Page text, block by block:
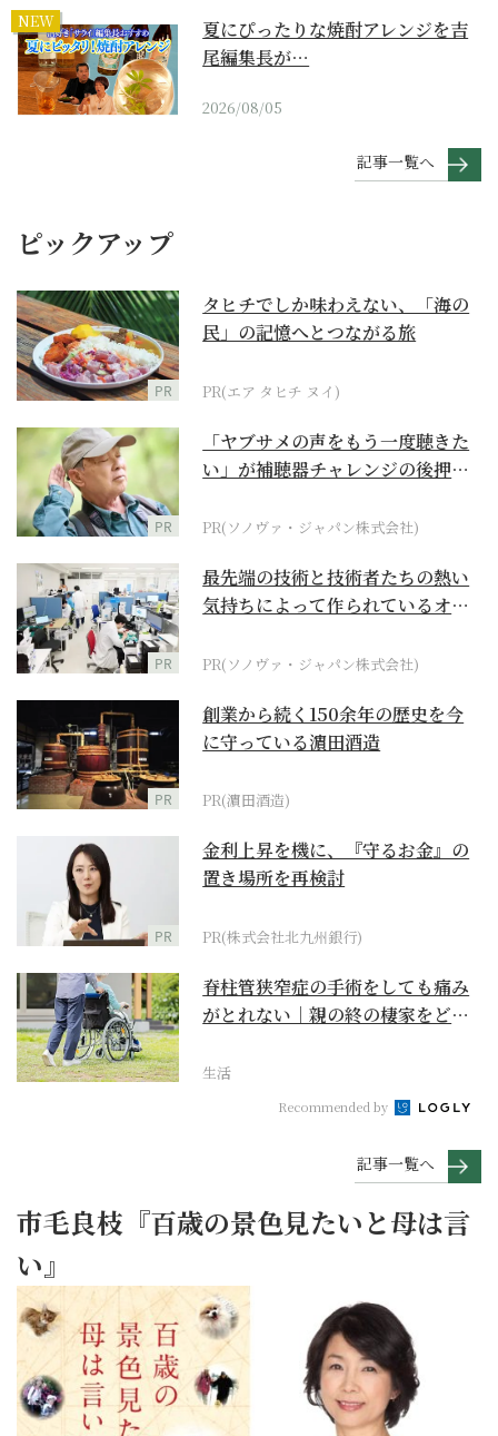
NEW
夏にぴったりな焼酎アレンジを吉
尾編集長が…
2026/08/05
記事一覧へ
ピックアップ
PR
タヒチでしか味わえない、「海の
民」の記憶へとつながる旅
PR(エア タヒチ ヌイ)
PR
「ヤブサメの声をもう一度聴きた
い」が補聴器チャレンジの後押し
PR(ソノヴァ・ジャパン株式会社)
PR
最先端の技術と技術者たちの熱い
気持ちによって作られているオー
PR(ソノヴァ・ジャパン株式会社)
PR
創業から続く150余年の歴史を今
に守っている濵田酒造
PR(濵田酒造)
PR
金利上昇を機に、『守るお金』の
置き場所を再検討
PR(株式会社北九州銀行)
脊柱管狭窄症の手術をしても痛み
がとれない｜親の終の棲家をどう
生活
Recommended by
記事一覧へ
市毛良枝『百歳の景色見たいと母は言
い』